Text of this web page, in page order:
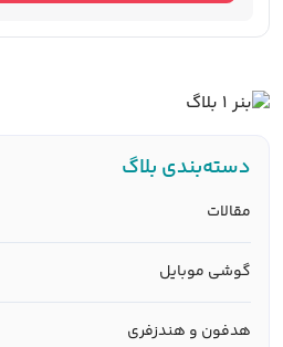
دسته‌بندی بلاگ
مقالات
گوشی موبایل
هدفون و هندزفری